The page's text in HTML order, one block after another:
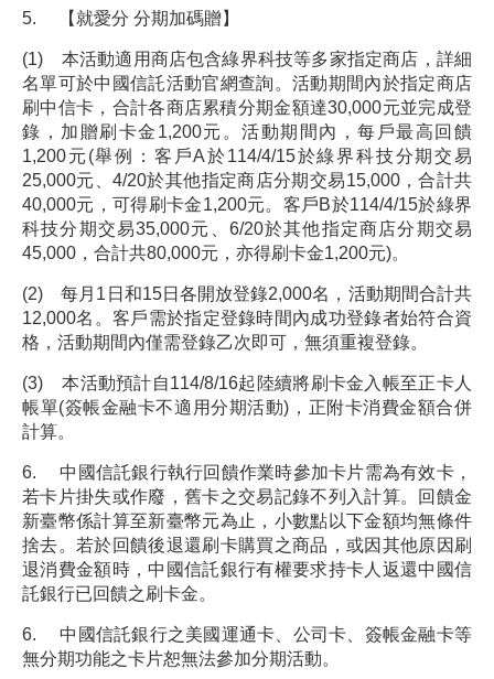
5. 【就愛分 分期加碼贈】
(1) 本活動適用商店包含綠界科技等多家指定商店，詳細
名單可於中國信託活動官網查詢。活動期間內於指定商店
刷中信卡，合計各商店累積分期金額達30,000元並完成登
錄，加贈刷卡金1,200元。活動期間內，每戶最高回饋
1,200元(舉例：客戶A於114/4/15於綠界科技分期交易
25,000元、4/20於其他指定商店分期交易15,000，合計共
40,000元，可得刷卡金1,200元。客戶B於114/4/15於綠界
科技分期交易35,000元、6/20於其他指定商店分期交易
45,000，合計共80,000元，亦得刷卡金1,200元)。
(2) 每月1日和15日各開放登錄2,000名，活動期間合計共
12,000名。客戶需於指定登錄時間內成功登錄者始符合資
格，活動期間內僅需登錄乙次即可，無須重複登錄。
(3) 本活動預計自114/8/16起陸續將刷卡金入帳至正卡人
帳單(簽帳金融卡不適用分期活動)，正附卡消費金額合併
計算。
6. 中國信託銀行執行回饋作業時參加卡片需為有效卡，
若卡片掛失或作廢，舊卡之交易記錄不列入計算。回饋金
新臺幣係計算至新臺幣元為止，小數點以下金額均無條件
捨去。若於回饋後退還刷卡購買之商品，或因其他原因刷
退消費金額時，中國信託銀行有權要求持卡人返還中國信
託銀行已回饋之刷卡金。
6. 中國信託銀行之美國運通卡、公司卡、簽帳金融卡等
無分期功能之卡片恕無法參加分期活動。